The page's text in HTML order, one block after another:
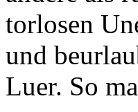
torlosen
und
Luer. So